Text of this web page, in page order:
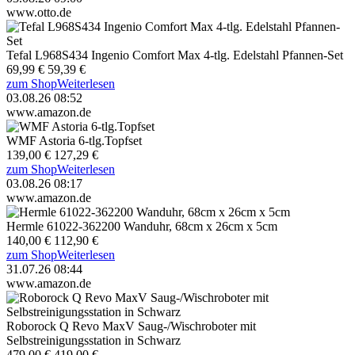
www.otto.de
Tefal L968S434 Ingenio Comfort Max 4-tlg. Edelstahl Pfannen-Set
69,99 € 59,39 €
zum ShopWeiterlesen
03.08.26 08:52
www.amazon.de
WMF Astoria 6-tlg.Topfset
139,00 € 127,29 €
zum ShopWeiterlesen
03.08.26 08:17
www.amazon.de
Hermle 61022-362200 Wanduhr, 68cm x 26cm x 5cm
140,00 € 112,90 €
zum ShopWeiterlesen
31.07.26 08:44
www.amazon.de
Roborock Q Revo MaxV Saug-/Wischroboter mit
Selbstreinigungsstation in Schwarz